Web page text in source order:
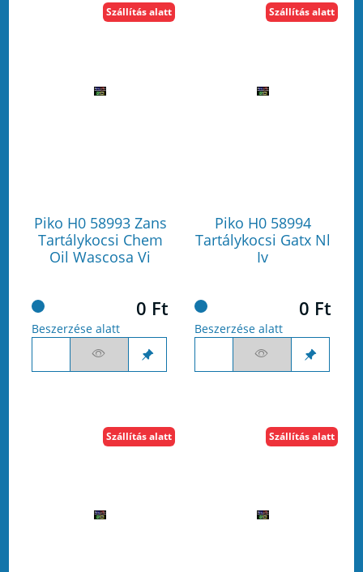
Piko H0 58993 Zans
Tartálykocsi Chem
Oil Wascosa Vi
Szállítás alatt
0 Ft
Beszerzése alatt
Piko H0 58994
Tartálykocsi Gatx Nl
Iv
Szállítás alatt
0 Ft
Beszerzése alatt
Szállítás alatt Szállítás alatt